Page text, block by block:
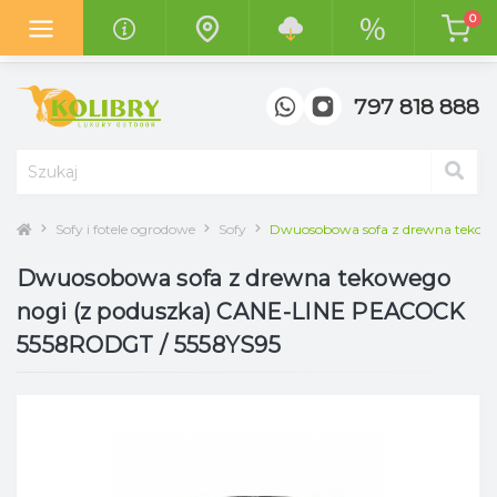
Z radością informujemy o otwarciunowego salonu "Kolibry
Garden"
w centrum handlowym "Top Meble" w Poznaniu.
0
797 818 888
Sofy i fotele ogrodowe Sofy Dwuosobowa sofa z drewna
Dwuosobowa sofa z drewna tekowego
nogi (z poduszka) CANE-LINE PEACOCK
5558RODGT / 5558YS95